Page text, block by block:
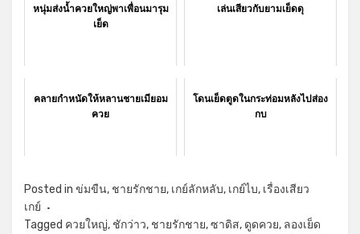
หนุ่มส่งน้ำควยใหญ่พาเพื่อนมารุม
เย็ด
เล่นเสียวกับยามเย็ดดุ
คลายกำหนัดให้หลานชายเมียอม
ควย
โดนเย็ดตูดในกระท่อมหลังไปส่อง
กบ
Posted in ข่มขืน, ชายรักชาย, เกย์ลักหลับ, เกย์ไบ, เรื่องเสียว
เกย์
Tagged ควยใหญ่, ชักว่าว, ชายรักชาย,ซาดิส, ดูดควย, ลองเย็ด